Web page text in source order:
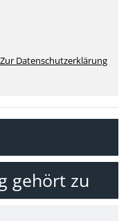
Zur Datenschutzerklärung
gehört zu